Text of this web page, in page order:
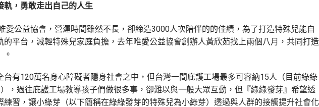
軌，勇敢走出自己的人生
愛公益協會，營運時間雖然不長，卻締造3000人次陪伴的的佳績，為了打造特殊兒能自
的平台，減輕特殊兒家庭負擔，去年唯愛公益協會創辦人黃欣茹找上兩個八月，共同打造
。
台有120萬名身心障礙者隱身社會之中，但台灣一間庇護工場最多可容納15人（目前綠綠
，過往庇護工場教導孩子們做很多事，卻難以與一般大眾互動，但『綠綠發芽』希望透
練習，讓小綠芽（以下簡稱在綠綠發芽的特殊兒為小綠芽）透過與人群的接觸提升社會化